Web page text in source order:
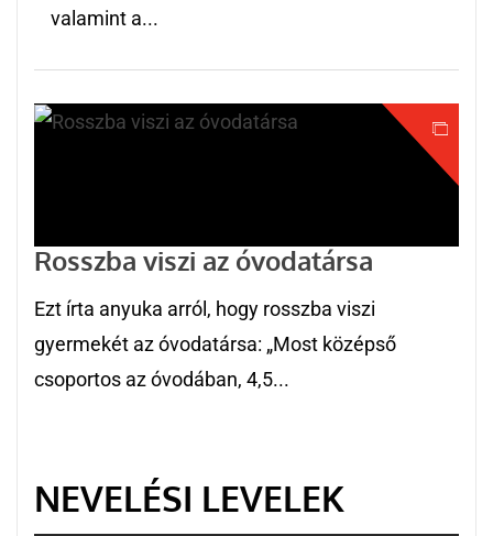
valamint a...
Rosszba viszi az óvodatársa
Ezt írta anyuka arról, hogy rosszba viszi
gyermekét az óvodatársa: „Most középső
csoportos az óvodában, 4,5...
NEVELÉSI LEVELEK